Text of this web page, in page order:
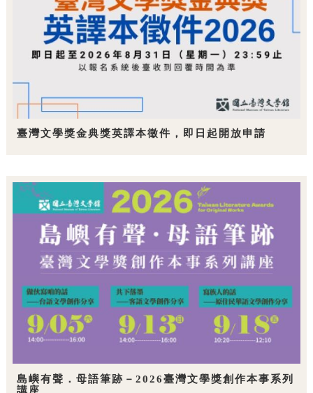
臺灣文學獎金典獎英譯本徵件，即日起開放申請
島嶼有聲．母語筆跡－2026臺灣文學獎創作本事系列
講座